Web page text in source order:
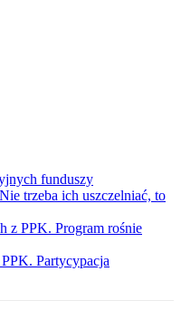
funduszy
trzeba ich uszczelniać, to
z PPK. Program rośnie
Partycypacja